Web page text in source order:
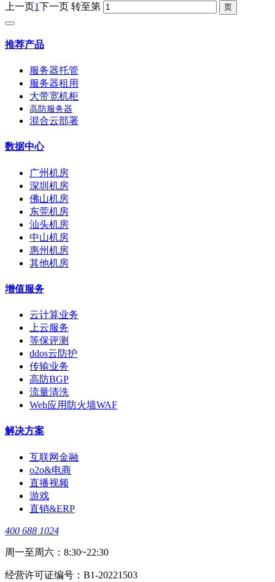
上一页1下一页 转至第
推荐产品
服务器托管
服务器租用
大带宽机柜
高防服务器
混合云部署
数据中心
广州机房
深圳机房
佛山机房
东莞机房
汕头机房
中山机房
惠州机房
其他机房
增值服务
云计算业务
上云服务
等保评测
ddos云防护
传输业务
高防BGP
流量清洗
Web应用防火墙WAF
解决方案
互联网金融
o2o&电商
直播视频
游戏
直销&ERP
400 688 1024
周一至周六：8:30~22:30
经营许可证编号：B1-20221503